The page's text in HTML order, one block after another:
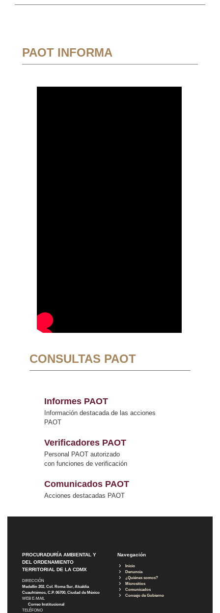
PAOT INFORMA
CONSULTAS PAOT
Informes PAOT
Información destacada de las acciones
PAOT
Verificadores PAOT
Personal PAOT autorizado
con funciones de verificación
Comunicados PAOT
Acciones destacadas PAOT
PROCURADURÍA AMBIENTAL Y
DEL ORDENAMIENTO
TERRITORIAL DE LA CDMX
DIRECCIÓN
Medellín 202, Col. Roma Sur, Alcaldía
Cuauhtémoc, C.P. 06700, Ciudad de México
WEB E-MAIL
Correo Institucional
TELÉFONO
Navegación
Inicio
Denuncia
¿Quiénes somos?
Micrositios
Comunicados
Consejo de Gobierno